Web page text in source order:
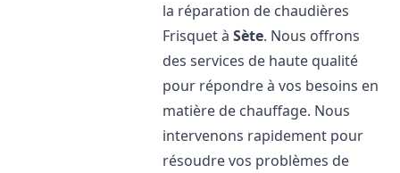
la réparation de chaudières
Frisquet àSète. Nous offrons
des services de haute qualité
pour répondre à vos besoins en
matière de chauffage. Nous
intervenons rapidement pour
résoudre vos problèmes de